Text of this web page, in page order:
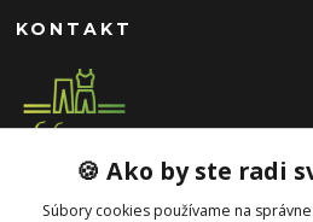
KONTAKT
0907 613 939
🍪 Ako by ste radi
Súbory cookies používame na